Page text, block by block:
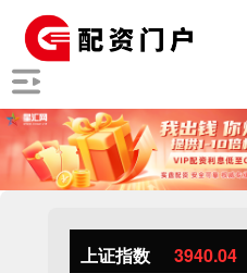
上证指数 3940.04